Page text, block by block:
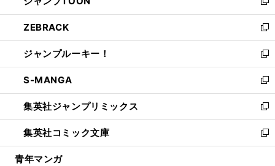
開
く
ウ
で
開
く
ィ
ン
ド
ウ
で
開
く
い
ウ
ィ
ン
ド
ウ
で
開
く
新
し
い
ウ
ィ
ン
ド
ウ
で
開
く
ZEBRACK
新
し
い
ウ
ィ
ン
ド
ウ
で
開
ジャンプルーキー！
新
し
い
ウ
ィ
ン
ド
ウ
S-MANGA
新
し
い
ウ
ィ
ン
集英社ジャンプリミックス
新
し
い
ウ
集英社コミック文庫
新
し
青年マンガ